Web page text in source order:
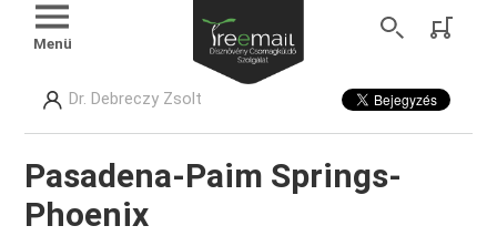
Menü
Dr. Debreczy Zsolt
Pasadena-Paim Springs-
Phoenix